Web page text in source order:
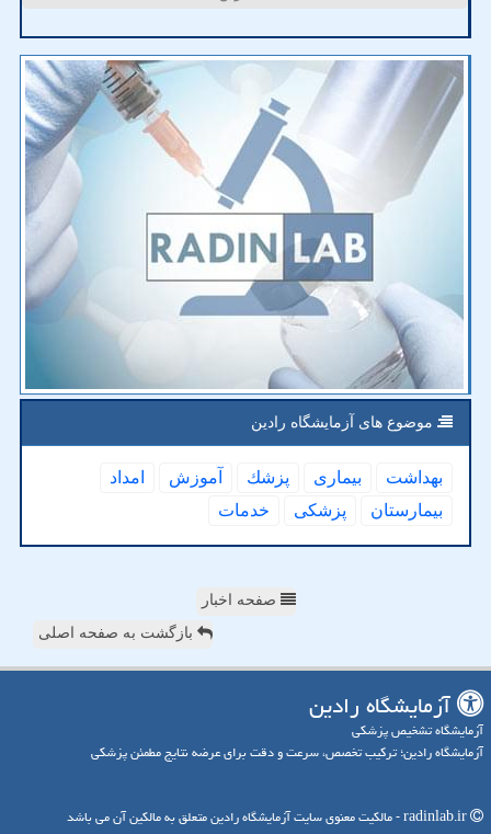
موضوع های آزمایشگاه رادین
بهداشت بیماری پزشك آموزش
امداد
بیمارستان
پزشكی خدمات
صفحه اخبار
بازگشت به صفحه اصلی
آزمایشگاه رادین
آزمایشگاه تشخیص پزشکی
آزمایشگاه رادین؛ ترکیب تخصص، سرعت و دقت برای عرضه نتایج مطمئن پزشکی